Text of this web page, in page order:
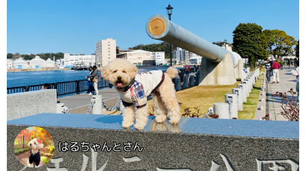
はるちゃんとさん